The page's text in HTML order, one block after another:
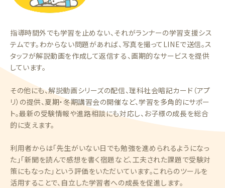
指導時間外でも学習を止めない、それがランナーの学習支援シス
テムです。わからない問題があれば、写真を撮ってLINEで送信。ス
タッフが解説動画を作成して返信する、画期的なサービスを提供
しています。
その他にも、解説動画シリーズの配信、理科社会暗記カード（アプ
リ）の提供、夏期・冬期講習会の開催など、学習を多角的にサポー
ト。最新の受験情報や進路相談にも対応し、お子様の成長を総合
的に支えます。
利用者からは「先生がいない日でも勉強を進められるようになっ
た」「新聞を読んで感想を書く宿題など、工夫された課題で受験対
策にもなった」という評価をいただいています。これらのツールを
活用することで、自立した学習者への成長を促進します。